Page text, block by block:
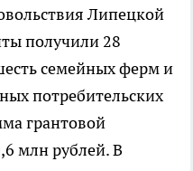
Липецкой
получили 28
семейных ферм и
потребительских
грантовой
млн рублей. В